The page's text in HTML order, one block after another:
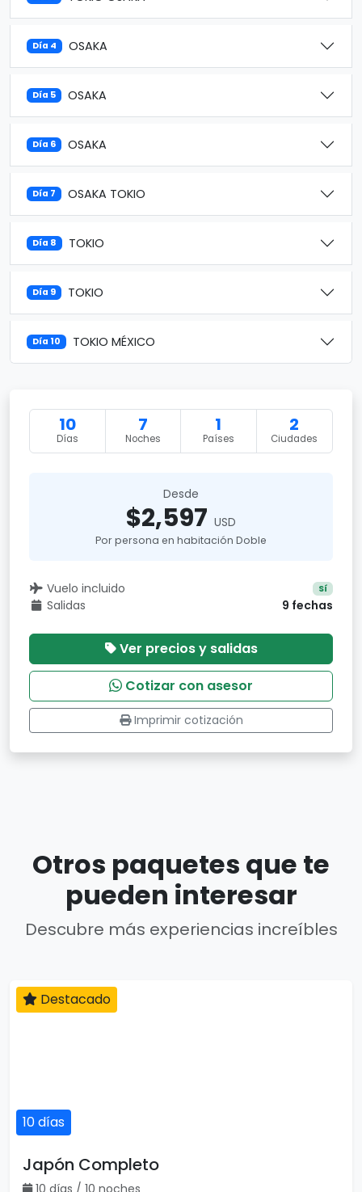
Día 4 OSAKA
Día 5 OSAKA
Día 6 OSAKA
Día 7 OSAKA TOKIO
Día 8 TOKIO
Día 9 TOKIO
Día 10 TOKIO MÉXICO
10
Días
7
Noches
1
Países
2
Ciudades
Desde
$2,597 USD
Por persona en habitación Doble
Vuelo incluido Sí
Salidas 9 fechas
Ver precios y salidas
Cotizar con asesor
Imprimir cotización
Otros paquetes que te
pueden interesar
Descubre más experiencias increíbles
Destacado
por persona
Destacado